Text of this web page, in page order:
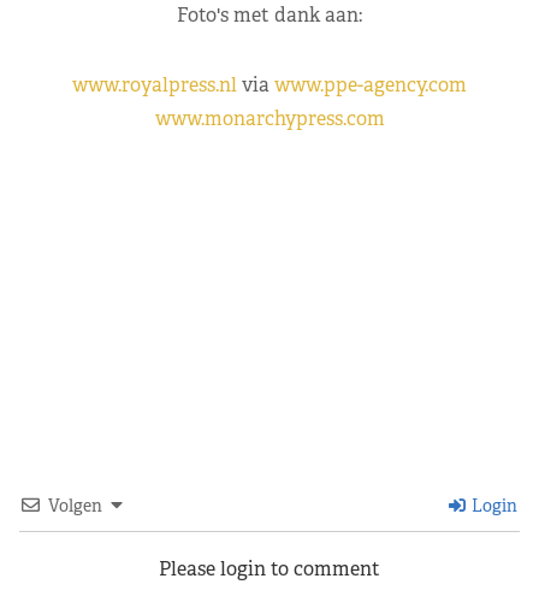
Foto's met dank aan:
www.royalpress.nlviawww.ppe-agency.com
www.monarchypress.com
Volgen Login
Please login to comment